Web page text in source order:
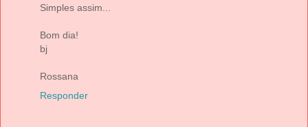
Simples assim...
Bom dia!
bj
Rossana
Responder